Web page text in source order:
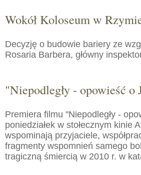
Wokół Koloseum w
Decyzję o budowie bariery ze
Rosaria Barbera, główny
"Niepodległy - opowieść
Premiera filmu "Niepodległy -
poniedziałek w stołecznym kinie
wspominają przyjaciele,
fragmenty wspomnień samego
tragiczną śmiercią w 2010 r. w